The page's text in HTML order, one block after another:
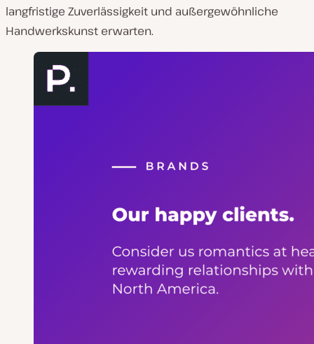
langfristige Zuverlässigkeit und außergewöhnliche
Handwerkskunst erwarten.